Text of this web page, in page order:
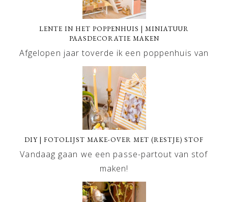
LENTE IN HET POPPENHUIS | MINIATUUR
PAASDECORATIE MAKEN
Afgelopen jaar toverde ik een poppenhuis van
DIY | FOTOLIJST MAKE-OVER MET (RESTJE) STOF
Vandaag gaan we een passe-partout van stof
maken!